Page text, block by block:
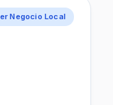
Negocio Local